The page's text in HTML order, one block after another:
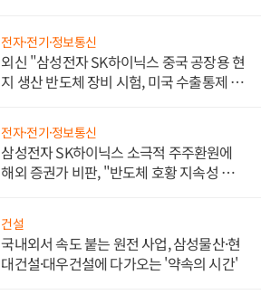
전자·전기·정보통신
외신 "삼성전자 SK하이닉스 중국 공장용 현
지 생산 반도체 장비 시험, 미국 수출통제 대
전자·전기·정보통신
삼성전자 SK하이닉스 소극적 주주환원에
해외 증권가 비판, "반도체 호황 지속성 의
건설
국내외서 속도 붙는 원전 사업, 삼성물산·현
대건설·대우건설에 다가오는 '약속의 시간'